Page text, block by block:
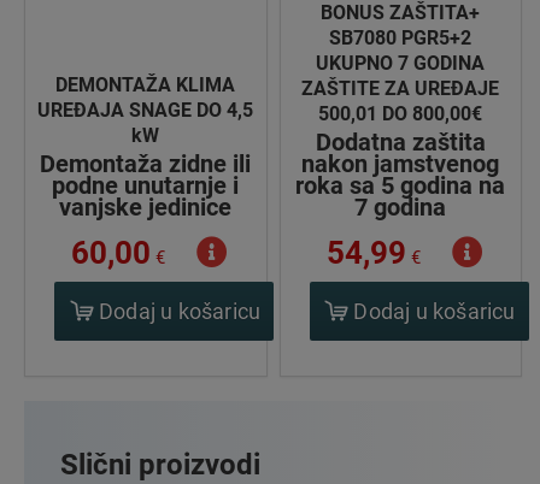
DEMONTAŽA KLIMA
UREĐAJA SNAGE DO 4,5
kW
Demontaža zidne ili
podne unutarnje i
vanjske jedinice
60,00 €
Dodaj u košaricu
BONUS ZAŠTITA+
SB7080 PGR5+2
UKUPNO 7 GODINA
ZAŠTITE ZA UREĐAJE
500,01 DO 800,00€
Dodatna zaštita
nakon jamstvenog
roka sa 5 godina na
7 godina
54,99 €
Dodaj u košaricu
Slični proizvodi